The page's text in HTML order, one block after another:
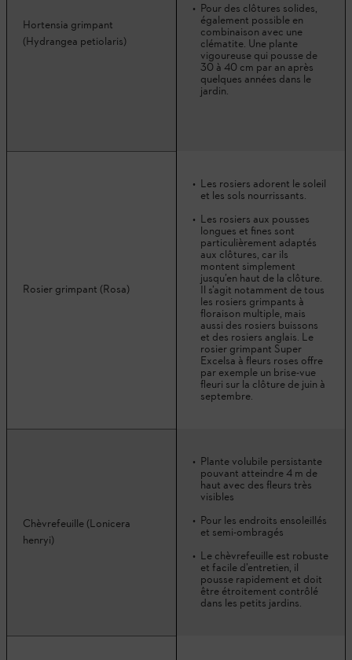
Hortensia grimpant
(Hydrangea petiolaris)
Pour des clôtures solides,
également possible en
combinaison avec une
clématite. Une plante
vigoureuse qui pousse de
30 à 40 cm par an après
quelques années dans le
jardin.
Rosier grimpant (Rosa)
Les rosiers adorent le soleil
et les sols nourrissants.
Les rosiers aux pousses
longues et fines sont
particulièrement adaptés
aux clôtures, car ils
montent simplement
jusqu’en haut de la clôture.
Il s’agit notamment de tous
les rosiers grimpants à
floraison multiple, mais
aussi des rosiers buissons
et des rosiers anglais. Le
rosier grimpant Super
Excelsa à fleurs roses offre
par exemple un brise-vue
fleuri sur la clôture de juin à
septembre.
Chèvrefeuille (Lonicera
henryi)
Plante volubile persistante
pouvant atteindre 4 m de
haut avec des fleurs très
visibles
Pour les endroits ensoleillés
et semi-ombragés
Le chèvrefeuille est robuste
et facile d’entretien, il
pousse rapidement et doit
être étroitement contrôlé
dans les petits jardins.